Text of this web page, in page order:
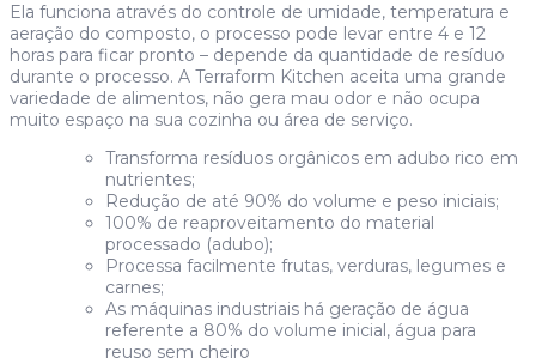
Ela funciona através do controle de umidade, temperatura e
aeração do composto, o processo pode levar entre 4 e 12
horas para ficar pronto – depende da quantidade de resíduo
durante o processo. A Terraform Kitchen aceita uma grande
variedade de alimentos, não gera mau odor e não ocupa
muito espaço na sua cozinha ou área de serviço.
Transforma resíduos orgânicos em adubo rico em
nutrientes;
Redução de até 90% do volume e peso iniciais;
100% de reaproveitamento do material
processado (adubo);
Processa facilmente frutas, verduras, legumes e
carnes;
As máquinas industriais há geração de água
referente a 80% do volume inicial, água para
reuso sem cheiro